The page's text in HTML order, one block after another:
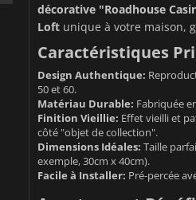
décorative "Roadhouse
Loftunique à votre maison,
Caractéristiques
Design Authentique:
50 et 60.
Matériau Durable: Fabriquée
Finition Vieillie: Effet vieilli et
côté "objet de collection".
Dimensions Idéales: Taille
exemple, 30cm x 40cm).
Facile à Installer: Pré-percée